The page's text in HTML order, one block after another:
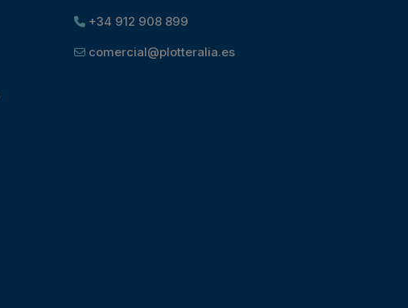
+34 912 908 899
comercial@plotteralia.es